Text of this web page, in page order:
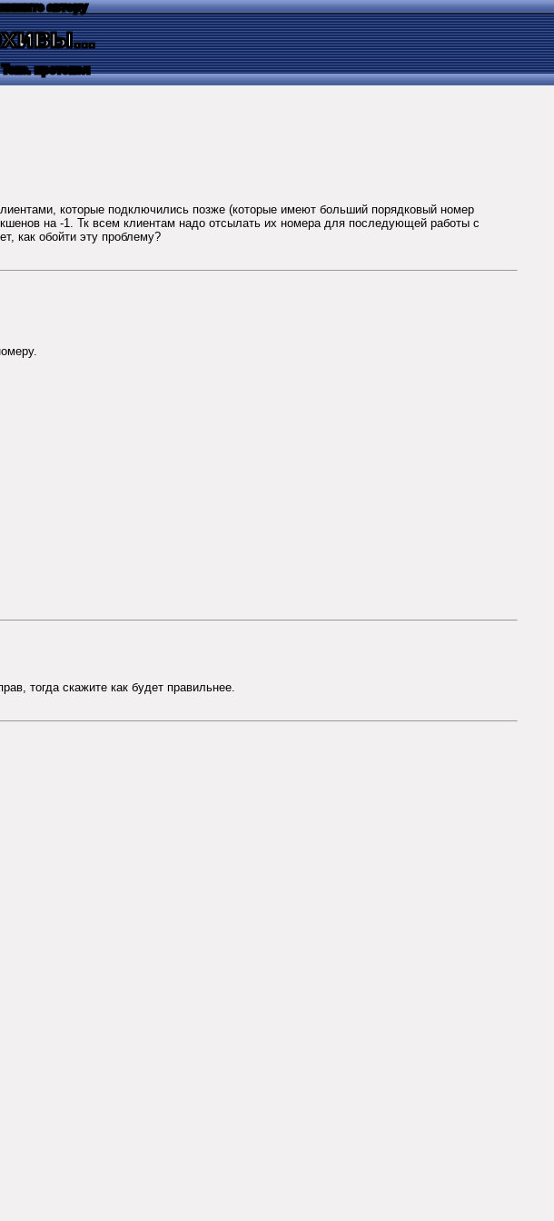
автору
протокол
которые подключились позже (которые имеют больший порядковый номер
на -1. Тк всем клиентам надо отсылать их номера для последующей работы с
как обойти эту проблему?
тогда скажите как будет правильнее.